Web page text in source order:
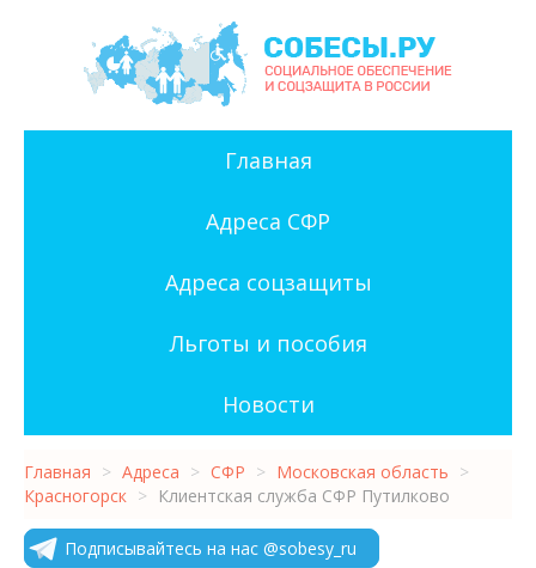
Главная
Адреса СФР
Адреса соцзащиты
Льготы и пособия
Новости
Главная > Адреса > СФР > Московская область >
Красногорск > Клиентская служба СФР Путилково
Подписывайтесь на нас @sobesy_ru